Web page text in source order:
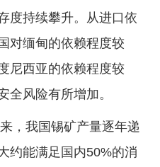
度持续攀升。从进口依
对缅甸的依赖程度较
尼西亚的依赖程度较
全风险有所增加。
，我国锡矿产量逐年递
约能满足国内50%的消